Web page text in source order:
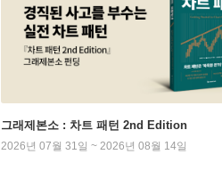
그래제본소 : 차트 패턴 2nd Edition
2026년 07월 31일 ~ 2026년 08월 14일